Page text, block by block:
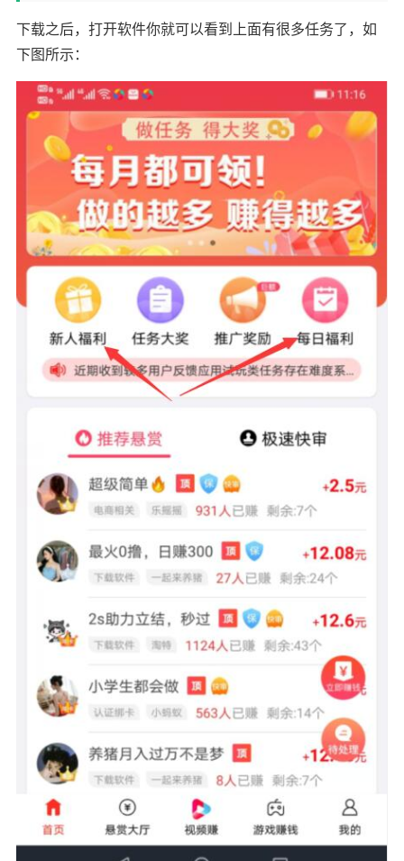
下载之后，打开软件你就可以看到上面有很多任务了，如
下图所示：